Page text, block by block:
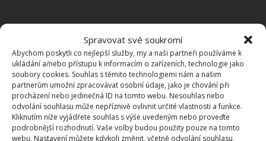
Spravovat své soukromí
Abychom poskytli co nejlepší služby, my a naši partneři používáme k
ukládání a/nebo přístupu k informacím o zařízeních, technologie jako
soubory cookies. Souhlas s těmito technologiemi nám a našim
partnerům umožní zpracovávat osobní údaje, jako je chování při
procházení nebo jedinečná ID na tomto webu. Nesouhlas nebo
odvolání souhlasu může nepříznivě ovlivnit určité vlastnosti a funkce.
Kliknutím níže vyjádřete souhlas s výše uvedeným nebo proveďte
podrobnější rozhodnutí. Vaše volby budou použity pouze na tomto
webu. Nastavení můžete kdykoli změnit, včetně odvolání souhlasu,
PRÁCE SVÁTKY VOLNO